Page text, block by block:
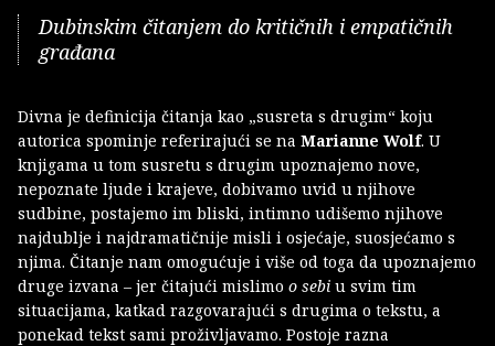
Dubinskim čitanjem do kritičnih i empatičnih
građana
Divna je definicija čitanja kao „susreta s drugim“ koju
autorica spominje referirajući se na Marianne Wolf. U
knjigama u tom susretu s drugim upoznajemo nove,
nepoznate ljude i krajeve, dobivamo uvid u njihove
sudbine, postajemo im bliski, intimno udišemo njihove
najdublje i najdramatičnije misli i osjećaje, suosjećamo s
njima. Čitanje nam omogućuje i više od toga da upoznajemo
druge izvana – jer čitajući mislimo o sebi u svim tim
situacijama, katkad razgovarajući s drugima o tekstu, a
ponekad tekst sami proživljavamo. Postoje razna